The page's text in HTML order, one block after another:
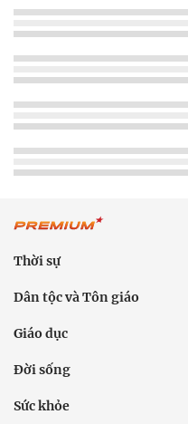
Thời sự
Dân tộc và Tôn giáo
Giáo dục
Đời sống
Sức khỏe